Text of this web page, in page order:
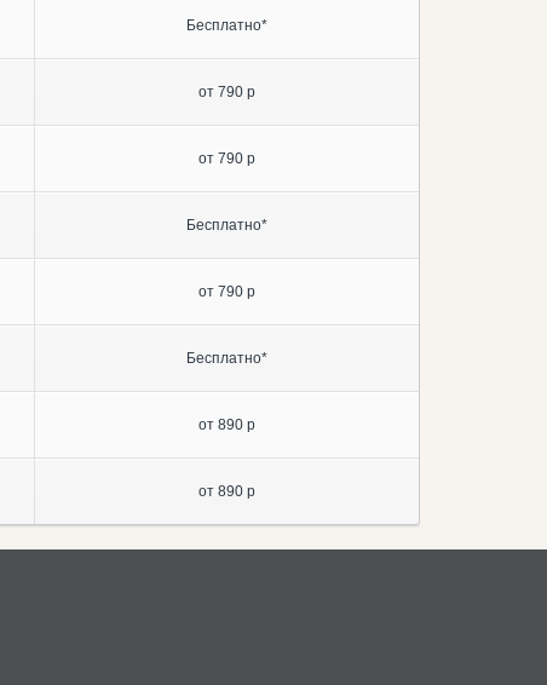
Бесплатно*
от 790 р
от 790 р
Бесплатно*
от 790 р
Бесплатно*
от 890 р
от 890 р